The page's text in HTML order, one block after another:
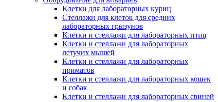
Клетки для лабораторных куриц
Стеллажи для клеток для средних
лабораторных грызунов
Клетки и стеллажи для лабораторных птиц
Клетки и стеллажи для лабораторных
летучих мышей
Клетки и стеллажи для лабораторных
приматов
Клетки и стеллажи для лабораторных кошек
и собак
Клетки и стеллажи для лабораторных свиней